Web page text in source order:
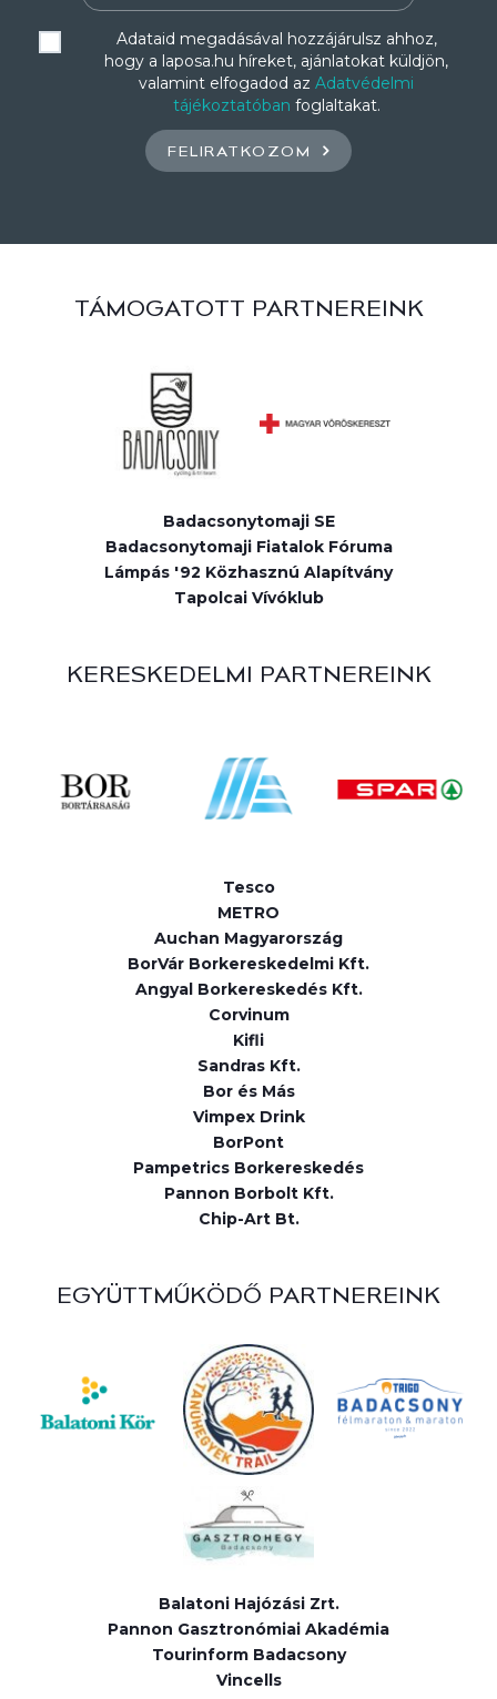
Adataid megadásával hozzájárulsz ahhoz,
hogy a laposa.hu híreket, ajánlatokat küldjön,
valamint elfogadod az Adatvédelmi
tájékoztatóban foglaltakat.
FELIRATKOZOM
TÁMOGATOTT PARTNEREINK
Badacsonytomaji SE
Badacsonytomaji Fiatalok Fóruma
Lámpás '92 Közhasznú Alapítvány
Tapolcai Vívóklub
KERESKEDELMI PARTNEREINK
Tesco
METRO
Auchan Magyarország
BorVár Borkereskedelmi Kft.
Angyal Borkereskedés Kft.
Corvinum
Kifli
Sandras Kft.
Bor és Más
Vimpex Drink
BorPont
Pampetrics Borkereskedés
Pannon Borbolt Kft.
Chip-Art Bt.
EGYÜTTMŰKÖDŐ PARTNEREINK
Balatoni Hajózási Zrt.
Pannon Gasztronómiai Akadémia
Tourinform Badacsony
Vincells